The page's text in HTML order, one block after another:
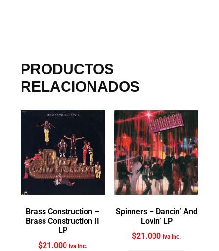
PRODUCTOS
RELACIONADOS
Brass Construction ‎–
Brass Construction II
LP
$21.000 Iva Inc.
Spinners ‎– Dancin’ And
Lovin’ LP
$21.000 Iva Inc.